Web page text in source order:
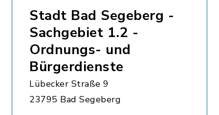
Stadt Bad Segeberg -
Sachgebiet 1.2 -
Ordnungs- und
Bürgerdienste
Lübecker Straße 9
23795 Bad Segeberg